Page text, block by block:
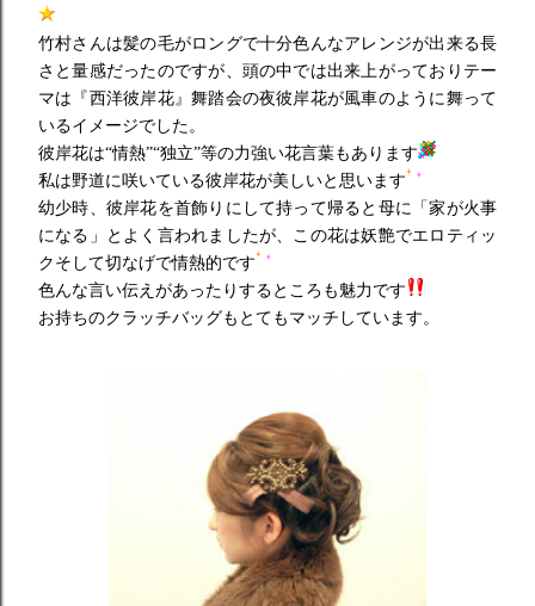
竹村さんは髪の毛がロングで十分色んなアレンジが出来る長
さと量感だったのですが、頭の中では出来上がっておりテー
マは『西洋彼岸花』舞踏会の夜彼岸花が風車のように舞って
いるイメージでした。
彼岸花は“情熱”“独立”等の力強い花言葉もあります
私は野道に咲いている彼岸花が美しいと思います
幼少時、彼岸花を首飾りにして持って帰ると母に「家が火事
になる」とよく言われましたが、この花は妖艶でエロティッ
クそして切なげで情熱的です
色んな言い伝えがあったりするところも魅力です
お持ちのクラッチバッグもとてもマッチしています。